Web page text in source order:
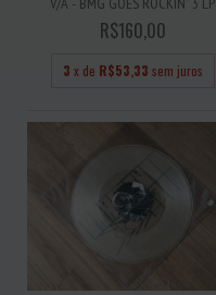
R$160,00
3 x de R$53,33 sem juros